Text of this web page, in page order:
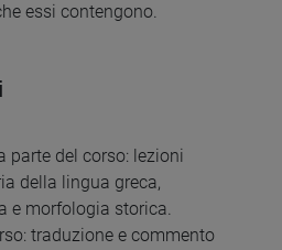
essi contengono.
parte del corso: lezioni
della lingua greca,
e morfologia storica.
traduzione e commento